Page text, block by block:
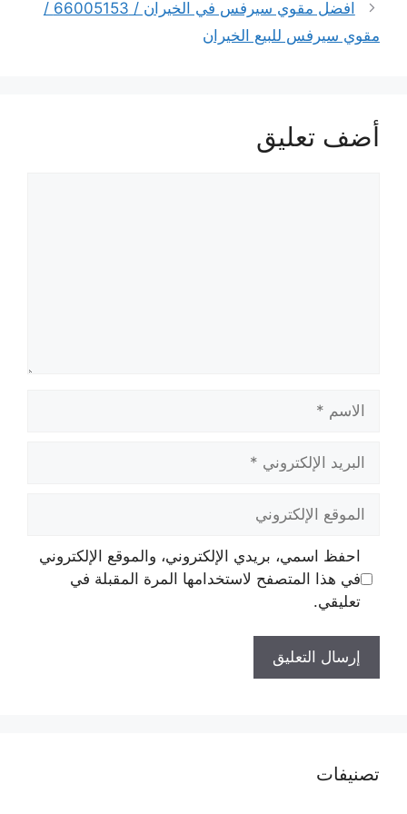
افضل مقوي سيرفس في الخيران / 66005153 /
مقوي سيرفس للبيع الخيران
أضف تعليق
الإلكتروني
الإلكتروني
احفظ اسمي، بريدي الإلكتروني، والموقع الإلكتروني
في هذا المتصفح لاستخدامها المرة المقبلة في
تعليقي.
تصنيفات